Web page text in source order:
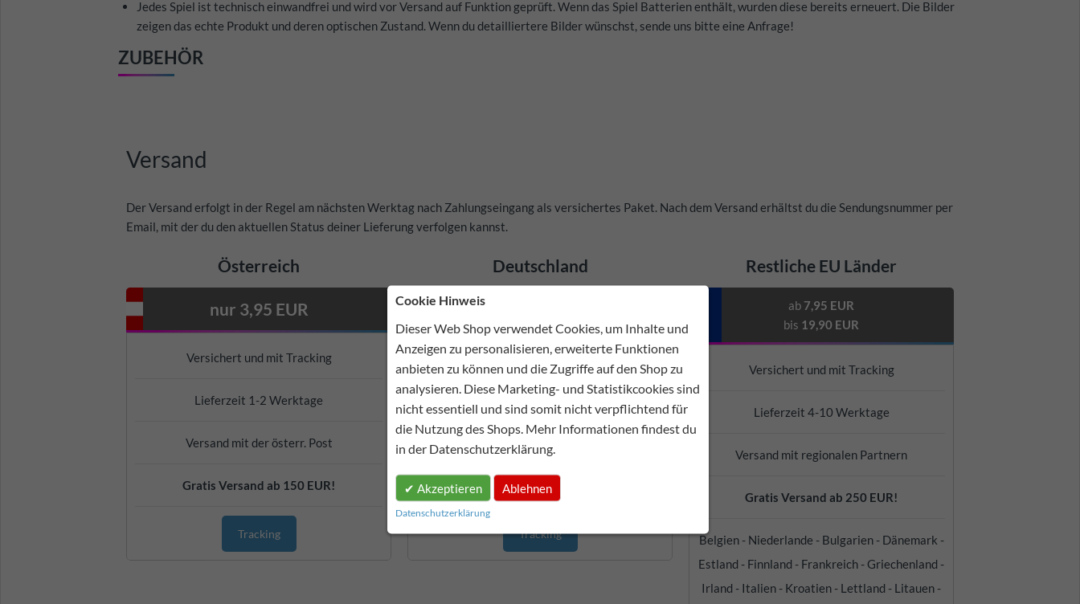
Jedes Spiel ist technisch einwandfrei und wird vor Versand auf Funktion geprüft. Wenn das Spiel Batterien enthält, wurden diese bereits erneuert. Die Bilder
zeigen das echte Produkt und deren optischen Zustand. Wenn du detailliertere Bilder wünschst, sende uns bitte eine Anfrage!
ZUBEHÖR
Versand
Der Versand erfolgt in der Regel am nächsten Werktag nach Zahlungseingang als versichertes Paket. Nach dem Versand erhältst du die Sendungsnummer per
Email, mit der du den aktuellen Status deiner Lieferung verfolgen kannst.
Österreich
nur 3,95 EUR
Versichert und mit Tracking
Lieferzeit 1-2 Werktage
Versand mit der österr. Post
Gratis Versand ab 150 EUR!
Tracking
Deutschland
Versichert und mit Tracking
Lieferzeit 2-3 Werktage
Versand mit DHL
Gratis Versand ab 150 EUR!
Tracking
Restliche EU Länder
ab 7,95 EUR
bis 19,90 EUR
Versichert und mit Tracking
Lieferzeit 4-10 Werktage
Versand mit regionalen Partnern
Gratis Versand ab 250 EUR!
Belgien - Niederlande - Bulgarien - Dänemark -
Estland - Finnland - Frankreich - Griechenland -
Irland - Italien - Kroatien - Lettland - Litauen -
Cookie Hinweis
Dieser Web Shop verwendet Cookies, um Inhalte und
Anzeigen zu personalisieren, erweiterte Funktionen
anbieten zu können und die Zugriffe auf den Shop zu
analysieren. Diese Marketing- und Statistikcookies sind
nicht essentiell und sind somit nicht verpflichtend für
die Nutzung des Shops. Mehr Informationen findest du
in der Datenschutzerklärung
Akzeptieren Ablehnen
Datenschutzerklärung